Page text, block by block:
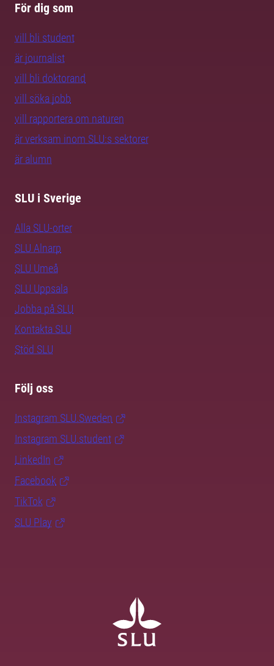
För dig som
vill bli student
är journalist
vill bli doktorand
vill söka jobb
vill rapportera om naturen
är verksam inom SLU:s sektorer
är alumn
SLU i Sverige
Alla SLU-orter
SLU Alnarp
SLU Umeå
SLU Uppsala
Jobba på SLU
Kontakta SLU
Stöd SLU
Följ oss
Instagram SLU.Sweden
Instagram SLU.student
LinkedIn
Facebook
TikTok
SLU Play